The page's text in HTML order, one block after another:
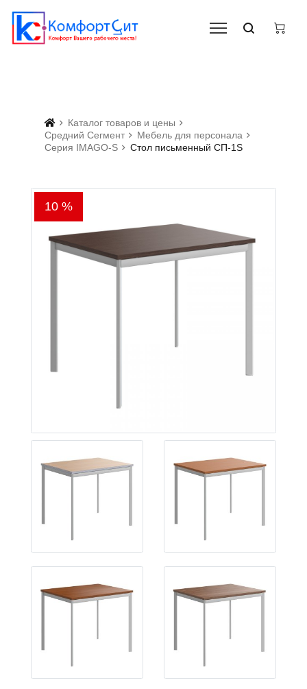
Каталог товаров и цены
Средний Сегмент
Мебель для персонала
Серия IMAGO-S
Стол письменный СП-1S
10 %